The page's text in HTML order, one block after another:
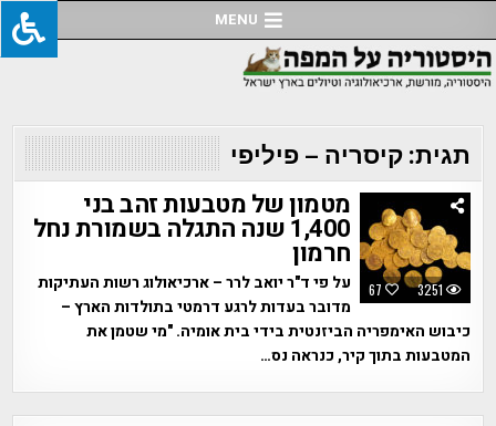
to
content
MENU
תגית:קיסריה – פיליפי
67 3251
מטמון של מטבעות זהב בני
1,400 שנה התגלה בשמורת נחל
חרמון
על פי ד"ר יואב לרר – ארכיאולוג רשות העתיקות
מדובר בעדות לרגע דרמטי בתולדות הארץ –
כיבוש האימפריה הביזנטית בידי בית אומיה. "מי שטמן את
המטבעות בתוך קיר, כנראה נס…